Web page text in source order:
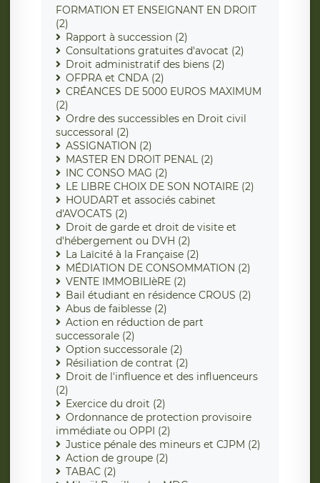
FORMATION ET ENSEIGNANT EN DROIT
(2)
Rapport à succession (2)
Consultations gratuites d'avocat (2)
Droit administratif des biens (2)
OFPRA et CNDA (2)
CRÉANCES DE 5000 EUROS MAXIMUM
(2)
Ordre des successibles en Droit civil
successoral (2)
ASSIGNATION (2)
MASTER EN DROIT PENAL (2)
INC CONSO MAG (2)
LE LIBRE CHOIX DE SON NOTAIRE (2)
HOUDART et associés cabinet
d'AVOCATS (2)
Droit de garde et droit de visite et
d'hébergement ou DVH (2)
La Laïcité à la Française (2)
MÉDIATION DE CONSOMMATION (2)
VENTE IMMOBILIèRE (2)
Bail étudiant en résidence CROUS (2)
Abus de faiblesse (2)
Action en réduction de part
successorale (2)
Option successorale (2)
Résiliation de contrat (2)
Droit de l'influence et des influenceurs
(2)
Exercice du droit (2)
Ordonnance de protection provisoire
immédiate ou OPPI (2)
Justice pénale des mineurs et CJPM (2)
Action de groupe (2)
TABAC (2)